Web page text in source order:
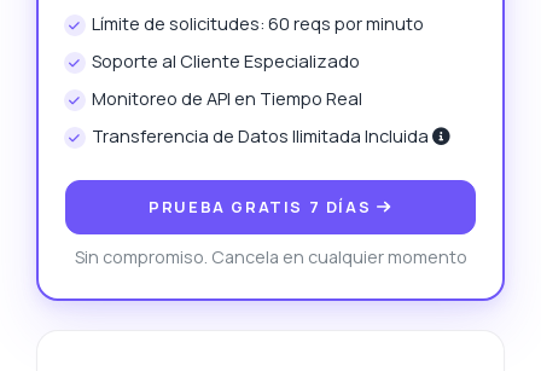
Límite de solicitudes: 60 reqs por minuto
Soporte al Cliente Especializado
Monitoreo de API en Tiempo Real
Transferencia de Datos Ilimitada Incluida
PRUEBA GRATIS 7 DÍAS
Sin compromiso. Cancela en cualquier momento